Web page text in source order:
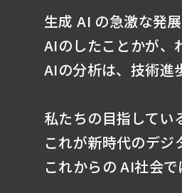
生成 AI の急激な発
AIのしたことかが、
AIの分析は、技術進
私たちの目指してい
これが新時代のデジ
これからの AI社会